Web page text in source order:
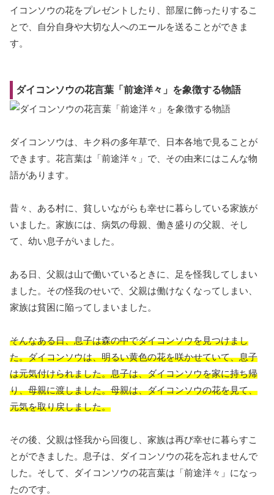
イコンソウの花をプレゼントしたり、部屋に飾ったりするこ
とで、自分自身や大切な人へのエールを送ることができま
す。
ダイコンソウの花言葉「前途洋々」を象徴する物語
ダイコンソウは、キク科の多年草で、日本各地で見ることが
できます。花言葉は「前途洋々」で、その由来にはこんな物
語があります。
昔々、ある村に、貧しいながらも幸せに暮らしている家族が
いました。家族には、病気の母親、働き盛りの父親、そし
て、幼い息子がいました。
ある日、父親は山で働いているときに、足を怪我してしまい
ました。その怪我のせいで、父親は働けなくなってしまい、
家族は貧困に陥ってしまいました。
そんなある日、息子は森の中でダイコンソウを見つけまし
た。ダイコンソウは、明るい黄色の花を咲かせていて、息子
は元気付けられました。息子は、ダイコンソウを家に持ち帰
り、母親に渡しました。母親は、ダイコンソウの花を見て、
元気を取り戻しました。
その後、父親は怪我から回復し、家族は再び幸せに暮らすこ
とができました。息子は、ダイコンソウの花を忘れませんで
した。そして、ダイコンソウの花言葉は「前途洋々」になっ
たのです。